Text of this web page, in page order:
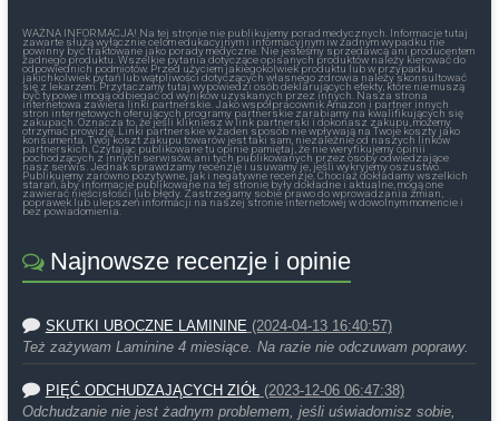
WAŻNA INFORMACJA! Na tej stronie nie publikujemy porad medycznych. Informacje tutaj
zawarte służą wyłącznie celom edukacyjnym i informacyjnym iw żadnym wypadku nie
powinny być traktowane jako porady medyczne. Nie jesteśmy sprzedawcą ani producentem
żadnego produktu. Wszelkie pytania dotyczące opisanych produktów należy kierować do
odpowiednich podmiotów. Przed użyciem jakiegokolwiek produktu lub w przypadku
jakichkolwiek pytań lub wątpliwości dotyczących własnego zdrowia należy skonsultować
się z lekarzem. Przytaczamy tutaj wypowiedzi osób deklarujących efekty, które nie muszą
być typowe i mogą odbiegać od wyników uzyskanych przez innych. Nasza strona
internetowa zawiera linki partnerskie. Jako współpracownik Amazon i partner innych
stron internetowych oferujących programy partnerskie zarabiamy na kwalifikujących się
zakupach. Oznacza to, że jeśli klikniesz w link partnerski i dokonasz zakupu, możemy
otrzymać prowizję. Linki partnerskie w żaden sposób nie wpływają na Twoje koszty jako
konsumenta. Twój koszt zakupu towarów jest taki sam, niezależnie od naszych linków
partnerskich. Czytając publikowane tu opinie pamiętaj, że nie weryfikujemy opinii
pochodzących z innych serwisów, ani tych publikowanych przez osoby odwiedzające
nasz serwis. Jednak sprawdzamy recenzje i usuwamy je, jeśli wykryjemy oszustwo.
Publikujemy zarówno pozytywne, jak i negatywne recenzje. Chociaż dokładamy wszelkich
starań, aby informacje publikowane na tej stronie były dokładne i aktualne, mogą one
zawierać nieścisłości lub błędy. Zastrzegamy sobie prawo do wprowadzania zmian,
poprawek lub ulepszeń informacji na naszej stronie internetowej w dowolnym momencie i
bez powiadomienia.
Najnowsze recenzje i opinie
SKUTKI UBOCZNE LAMININE (2024-04-13 16:40:57)
Też zażywam Laminine 4 miesiące. Na razie nie odczuwam poprawy.
PIĘĆ ODCHUDZAJĄCYCH ZIÓŁ (2023-12-06 06:47:38)
Odchudzanie nie jest żadnym problemem, jeśli uświadomisz sobie,